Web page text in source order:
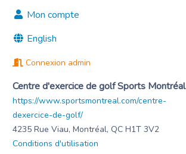
Mon compte
English
Connexion admin
Centre d'exercice de golf Sports Montréal
https://www.sportsmontreal.com/centre-
dexercice-de-golf/
4235 Rue Viau, Montréal, QC H1T 3V2
Conditions d'utilisation